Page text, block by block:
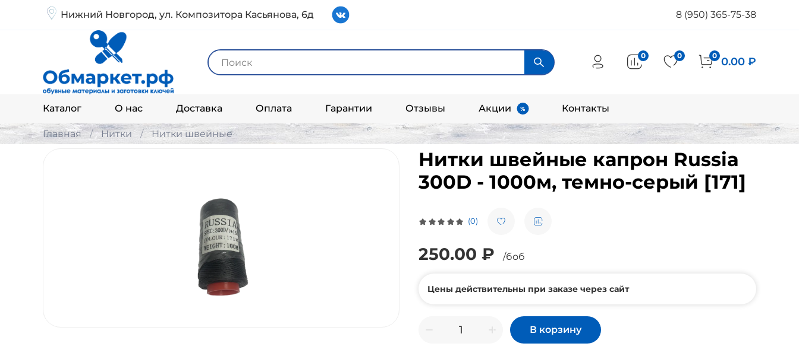
Нижний Новгород, ул. Композитора Касьянова, 6д 8 (950) 365-75-38
Каталог О нас Доставка Оплата Гарантии Отзывы Акции Контакты
0 0 0 0.00 ₽
Главная Нитки Нитки швейные
(0)
Нитки швейные капрон Russia
300D - 1000м, темно-серый [171]
250.00 ₽ /боб
Цены действительны при заказе через сайт
В корзину